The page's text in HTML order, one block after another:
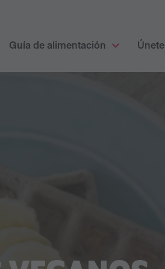
Guía de alimentación Únete